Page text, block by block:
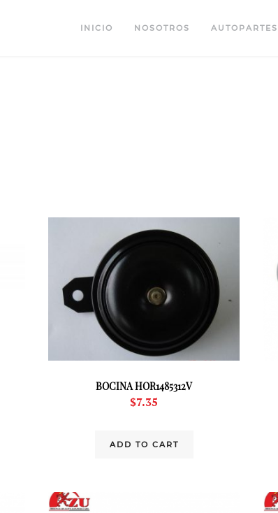
INICIO NOSOTROS AUTOPARTES
BOCINA HOR1485312V
$7.35
ADD TO CART